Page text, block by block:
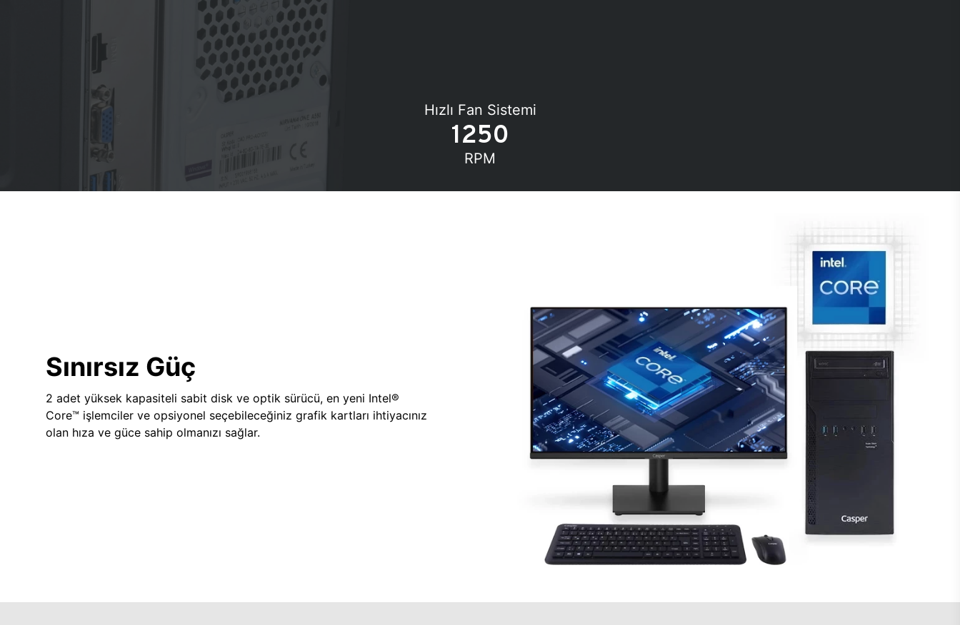
Hızlı Fan Sistemi
1250
RPM
Sınırsız Güç
2 adet yüksek kapasiteli sabit disk ve optik sürücü, en yeni Intel®
Core™ işlemciler ve opsiyonel seçebileceğiniz grafik kartları ihtiyacınız
olan hıza ve güce sahip olmanızı sağlar.